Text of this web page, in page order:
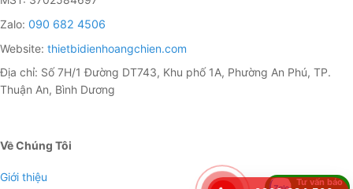
Zalo: 090 682 4506
Website: thietbidienhoangchien.com
Địa chỉ: Số 7H/1 Đường DT743, Khu phố 1A, Phường An Phú, TP.
Thuận An, Bình Dương
Về Chúng Tôi
Giới thiệu
Tư vấn báo